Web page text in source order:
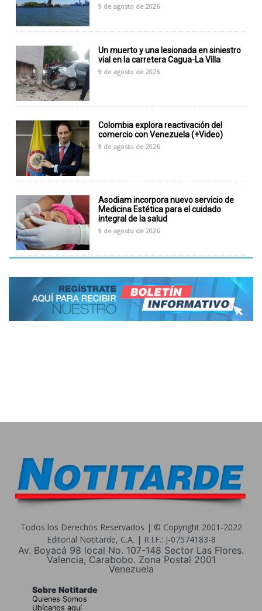
9 de agosto de 2026
Un muerto y una lesionada en siniestro
vial en la carretera Cagua-La Villa
9 de agosto de 2026
Colombia explora reactivación del
comercio con Venezuela (+Video)
9 de agosto de 2026
Asodiam incorpora nuevo servicio de
Medicina Estética para el cuidado
integral de la salud
9 de agosto de 2026
Todos los Derechos Reservados | © Copyright 2001-2022
Editorial Notitarde, C.A. | R.I.F.: J-07574183-8
Av. Boyacá 98 local No. 107-148 Sector Las Flores.
Valencia, Carabobo. Zona Postal 2001
Venezuela
Sobre Notitarde
Quienes Somos
Ubícanos aquí